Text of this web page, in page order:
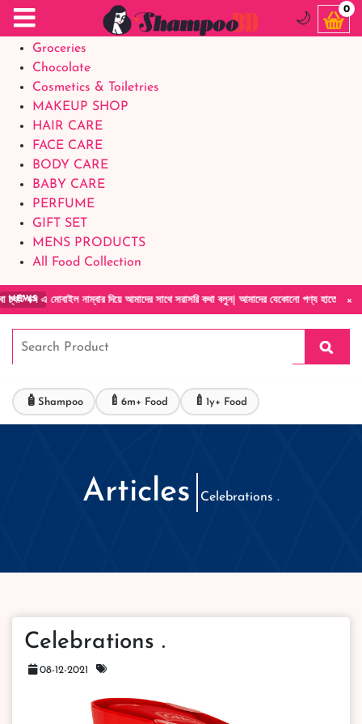
Food Supplements
Baby Foods
Groceries
Chocolate
Cosmetics & Toiletries
MAKEUP SHOP
HAIR CARE
FACE CARE
BODY CARE
BABY CARE
PERFUME
GIFT SET
MENS PRODUCTS
All Food Collection
×
NEWSনাম্বার দিয়ে আমাদের সাথে সরাসরি কথা বলুন| আমাদের যেকোনো পণ্য হাতে নিয়ে দেখে
🌙
0
🧴 Shampoo 🍼 6m+ Food 🍼 1y+ Food
Articles Celebrations .
Celebrations .
08-12-2021